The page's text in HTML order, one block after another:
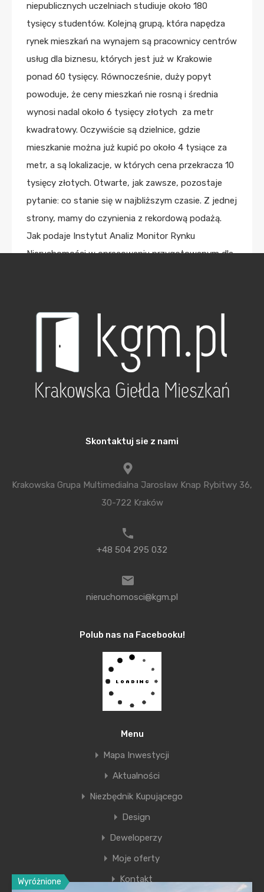
niepublicznych uczelniach studiuje około 180
tysięcy studentów. Kolejną grupą, która napędza
rynek mieszkań na wynajem są pracownicy centrów
usług dla biznesu, których jest już w Krakowie
ponad 60 tysięcy. Równocześnie, duży popyt
powoduje, że ceny mieszkań nie rosną i średnia
wynosi nadal około 6 tysięcy złotych za metr
kwadratowy. Oczywiście są dzielnice, gdzie
mieszkanie można już kupić po około 4 tysiące za
metr, a są lokalizacje, w których cena przekracza 10
tysięcy złotych. Otwarte, jak zawsze, pozostaje
pytanie: co stanie się w najbliższym czasie. Z jednej
strony, mamy do czynienia z rekordową podażą.
Jak podaje Instytut Analiz Monitor Rynku
Nieruchomości w opracowaniu przygotowanym dla
kiedyś szacowany na około 5 do 6 tysięcy, teraz
wynosi około 8 do 9 tysięcy. Nadpodaż istnieje,
choć nie jest bardzo duża. Teoretycznie,
ceny są stabilne lub czasem nieznacznie spadają.
rosną ceny działek budowlanych. Ogromna liczba
rozpoczętych inwestycji spowodowała także
problemy z wykonawcami. Nieoficjalnie wiadomo, że
firmy wykonawcze żądają od deweloperów coraz
prawo podaży i popytu. Po prostu, firm
budowlanych jest zbyt mało w stosunku do ilości
bardziej wymagający i coraz bardziej dbają
o otoczenie i jakość życia. Prezentujemy Państwu
inwestycje nominowane w konkursie
– Miasto dla obywateli. Tutaj liczy się właśnie
jakość inwestycji, zieleń i komfort życia.
Nominowanym gratuluję, a czytelników zapraszam
Jarosław Knap
Wyróżnione
Skontaktuj sie z nami
Krakowska Grupa Multimedialna Jarosław Knap Rybitwy 36,
30-722 Kraków
+48 504 295 032
nieruchomosci@kgm.pl
Polub nas na Facebooku!
Menu
Mapa Inwestycji
Aktualności
Niezbędnik Kupującego
Design
Deweloperzy
Moje oferty
Kontakt